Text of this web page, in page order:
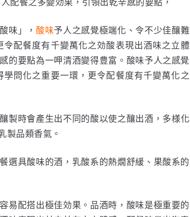
配餐之多變効果，引領出乾辛感的要點，
味」， 酸味予人之感覺極端化、令不少佳釀難
配餐度有千變萬化之効酸表現出酒味之立體
的要點為一呷清酒變得豊富。酸味予人之感覺
問化之重要一環，更令配餐度有千變萬化之
製時會產生出不同的酸以使之釀出酒，多様化
製品類香氣。
選具酸味的酒，乳酸系的熱燗舒緩、果酸系的
易配搭出極佳効果。品酒時，酸味是極重要的